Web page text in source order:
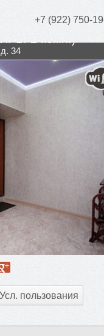
+7 (922) 750-
квартиры!
34
Усл. пользования